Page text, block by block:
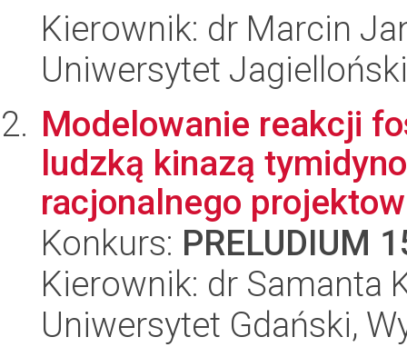
Kierownik: dr Marcin
Uniwersytet
Modelowanie reakcji
ludzką kinazą
racjonalnego
Konkurs: PRELUDIUM
Kierownik: dr Samanta
Uniwersytet Gdański,